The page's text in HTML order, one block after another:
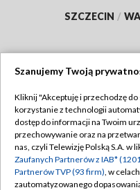
SZCZECIN /
Abonament TVP
Emisja w TVP
Centrum informacji TVP
Szanujemy Twoją
Kliknij "Akceptuję i przechodzę
korzystanie z technologii
dostęp do informacji na Twoim
przechowywanie oraz na
nas, czyli Telewizję Polską S.A. w
Zaufanych Partnerów z IAB*
Partnerów TVP (93 firm), w
zautomatyzowanego